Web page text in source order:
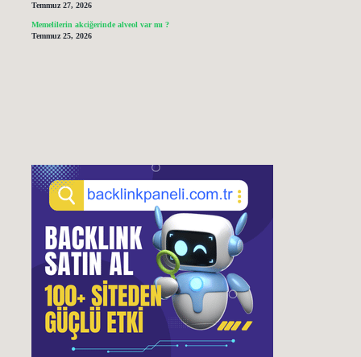
Temmuz 27, 2026
Memelilerin akciğerinde alveol var mı ?
Temmuz 25, 2026